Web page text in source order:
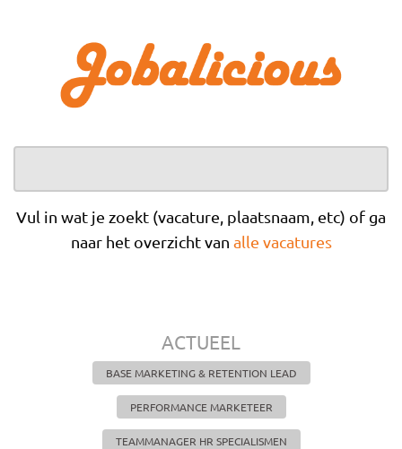
Vul in wat je zoekt (vacature, plaatsnaam, etc) of ga
naar het overzicht van alle vacatures
ACTUEEL
BASE MARKETING & RETENTION LEAD
PERFORMANCE MARKETEER
TEAMMANAGER HR SPECIALISMEN